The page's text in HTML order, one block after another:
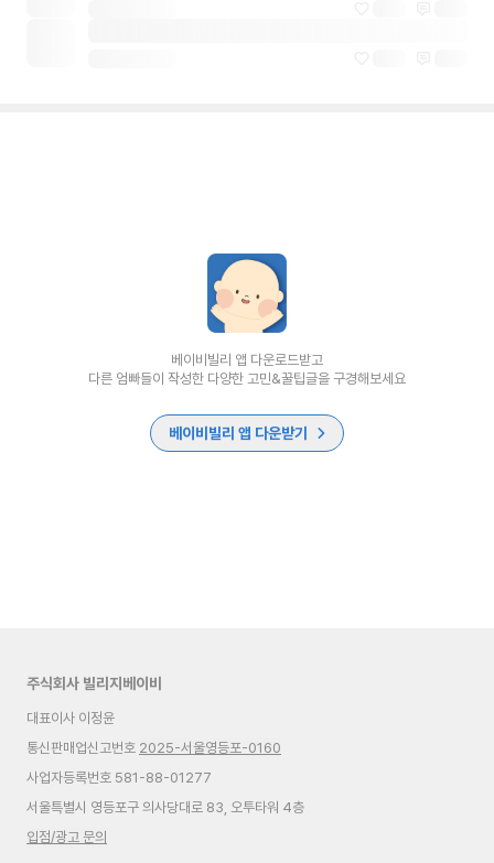
베이비빌리 앱 다운로드받고
다른 엄빠들이 작성한 다양한 고민&꿀팁글을 구경해보세요
베이비빌리 앱 다운받기
주식회사 빌리지베이비
대표이사 이정윤
통신판매업신고번호 2025-서울영등포-0160
사업자등록번호 581-88-01277
서울특별시 영등포구 의사당대로 83, 오투타워 4층
입점/광고 문의